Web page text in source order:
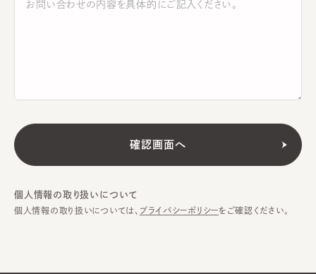
個人情報の取り扱いについて
個人情報の取り扱いについては、 プライバシーポリシーをご確認ください。